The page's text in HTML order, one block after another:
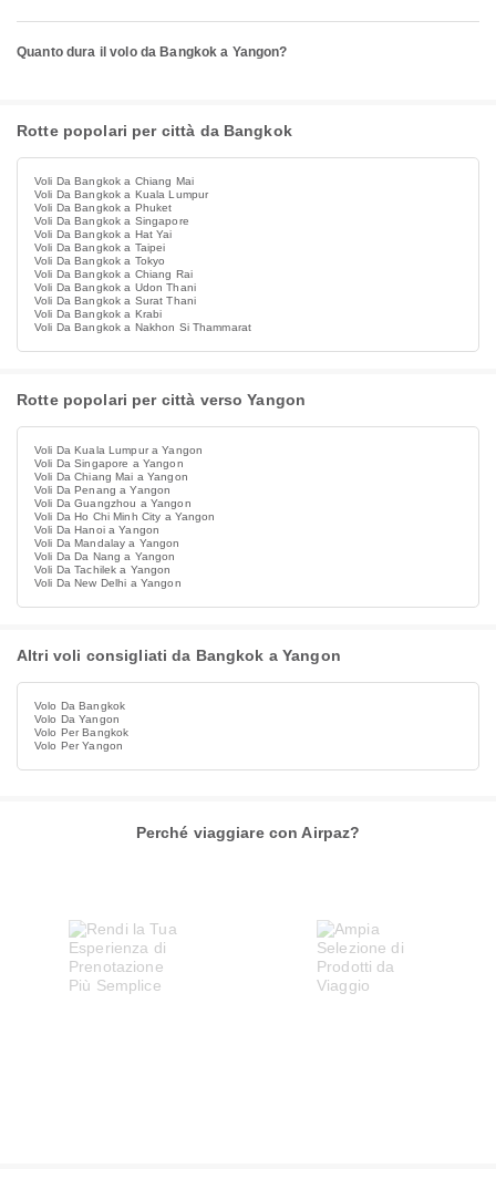
Quanto dura il volo da Bangkok a Yangon?
Rotte popolari per città da Bangkok
Voli Da Bangkok a Chiang Mai
Voli Da Bangkok a Kuala Lumpur
Voli Da Bangkok a Phuket
Voli Da Bangkok a Singapore
Voli Da Bangkok a Hat Yai
Voli Da Bangkok a Taipei
Voli Da Bangkok a Tokyo
Voli Da Bangkok a Chiang Rai
Voli Da Bangkok a Udon Thani
Voli Da Bangkok a Surat Thani
Voli Da Bangkok a Krabi
Voli Da Bangkok a Nakhon Si Thammarat
Rotte popolari per città verso Yangon
Voli Da Kuala Lumpur a Yangon
Voli Da Singapore a Yangon
Voli Da Chiang Mai a Yangon
Voli Da Penang a Yangon
Voli Da Guangzhou a Yangon
Voli Da Ho Chi Minh City a Yangon
Voli Da Hanoi a Yangon
Voli Da Mandalay a Yangon
Voli Da Da Nang a Yangon
Voli Da Tachilek a Yangon
Voli Da New Delhi a Yangon
Altri voli consigliati da Bangkok a Yangon
Volo Da Bangkok
Volo Da Yangon
Volo Per Bangkok
Volo Per Yangon
Perché viaggiare con Airpaz?